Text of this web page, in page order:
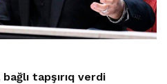
tapşırıq verdi